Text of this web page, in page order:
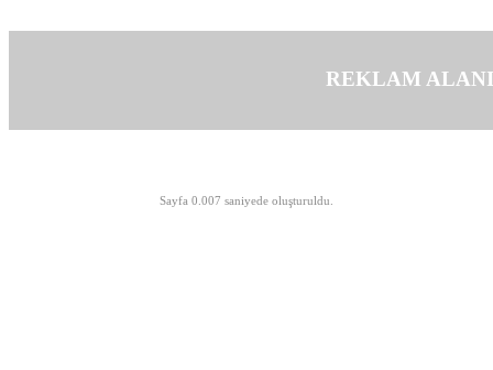
REKLAM ALANI
Sayfa 0.007 saniyede oluşturuldu.